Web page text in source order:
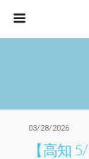
03/28/2026
【高知